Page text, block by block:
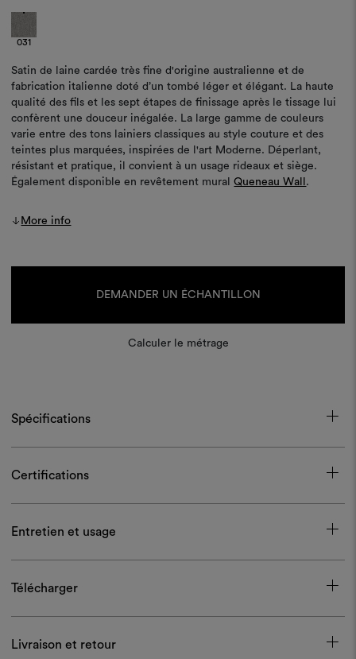
031
Satin de laine cardée très fine d'origine australienne et de
fabrication italienne doté d’un tombé léger et élégant. La haute
qualité des fils et les sept étapes de finissage après le tissage lui
confèrent une douceur inégalée. La large gamme de couleurs
varie entre des tons lainiers classiques au style couture et des
teintes plus marquées, inspirées de l'art Moderne. Déperlant,
résistant et pratique, il convient à un usage rideaux et siège.
Également disponible en revêtement muralQueneau Wall .
More info
DEMANDER UN ÉCHANTILLON
Calculer le métrage
Spécifications
Certifications
Entretien et usage
Télécharger
Livraison et retour